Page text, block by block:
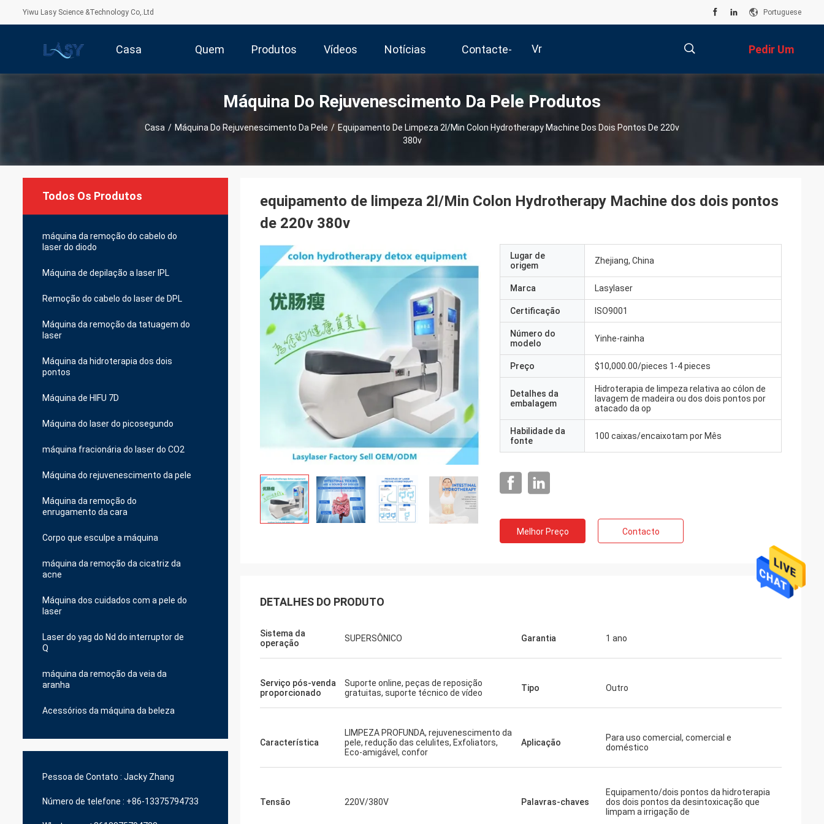
Yiwu Lasy Science &Technology Co,.Ltd Portuguese
Casa Quem
Somos
Produtos Vídeos Notícias Contacte-
Nos
Vr Pedir Um
Orçamento
Máquina Do Rejuvenescimento Da Pele Produtos
Casa / Máquina Do Rejuvenescimento Da Pele / Equipamento De Limpeza 2l/Min Colon Hydrotherapy Machine Dos Dois Pontos De 220v
380v
Todos Os Produtos
máquina da remoção do cabelo do
laser do diodo
Máquina de depilação a laser IPL
Remoção do cabelo do laser de DPL
Máquina da remoção da tatuagem do
laser
Máquina da hidroterapia dos dois
pontos
Máquina de HIFU 7D
Máquina do laser do picosegundo
máquina fracionária do laser do CO2
Máquina do rejuvenescimento da pele
Máquina da remoção do
enrugamento da cara
Corpo que esculpe a máquina
máquina da remoção da cicatriz da
acne
Máquina dos cuidados com a pele do
laser
Laser do yag do Nd do interruptor de
Q
máquina da remoção da veia da
aranha
Acessórios da máquina da beleza
Pessoa de Contato : Jacky Zhang
Número de telefone : +86-13375794733
equipamento de limpeza 2l/Min Colon Hydrotherapy Machine dos dois pontos
de 220v 380v
Lugar de
origem
Zhejiang, China
Marca Lasylaser
Certificação ISO9001
Número do
modelo
Yinhe-rainha
Preço $10,000.00/pieces 1-4 pieces
Detalhes da
embalagem
Hidroterapia de limpeza relativa ao cólon de
lavagem de madeira ou dos dois pontos por
atacado da op
Habilidade da
fonte
100 caixas/encaixotam por Mês
Melhor Preço Contacto
DETALHES DO PRODUTO
Sistema da
operação
SUPERSÔNICO Garantia 1 ano
Serviço pós-venda
proporcionado
Suporte online, peças de reposição
gratuitas, suporte técnico de vídeo
Tipo Outro
Característica
LIMPEZA PROFUNDA, rejuvenescimento da
pele, redução das celulites, Exfoliators,
Eco-amigável, confor
Aplicação
Para uso comercial, comercial e
doméstico
Tensão 220V/380V Palavras-chaves
Equipamento/dois pontos da hidroterapia
dos dois pontos da desintoxicação que
limpam a irrigação de